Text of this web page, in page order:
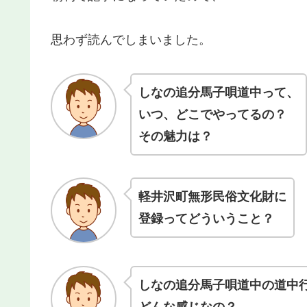
思わず読んでしまいました。
しなの追分馬子唄道中って、
いつ、どこでやってるの？
その魅力は？
軽井沢町無形民俗文化財に
登録ってどういうこと？
しなの追分馬子唄道中の道中